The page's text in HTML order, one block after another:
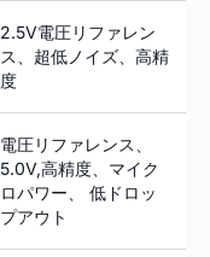
2.5V電圧リファレン
ス、超低ノイズ、高精
度
電圧リファレンス、
5.0V,高精度、マイク
ロパワー、 低ドロッ
プアウト